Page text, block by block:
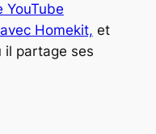
YouTube
Homekit, et
il partage ses